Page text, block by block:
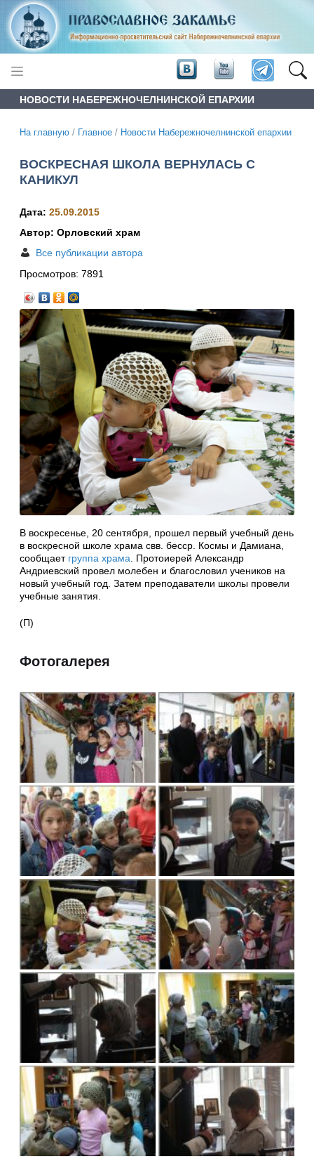
НОВОСТИ НАБЕРЕЖНОЧЕЛНИНСКОЙ ЕПАРХИИ
На главную / Главное / Новости Набережночелнинской епархии
ВОСКРЕСНАЯ ШКОЛА ВЕРНУЛАСЬ С
КАНИКУЛ
Дата: 25.09.2015
Автор: Орловский храм
Все публикации автора
Просмотров: 7891
В воскресенье, 20 сентября, прошел первый учебный день
в воскресной школе храма свв. бесср. Космы и Дамиана,
сообщает группа храма . Протоиерей Александр
Андриевский провел молебен и благословил учеников на
новый учебный год. Затем преподаватели школы провели
учебные занятия.
(П)
Фотогалерея